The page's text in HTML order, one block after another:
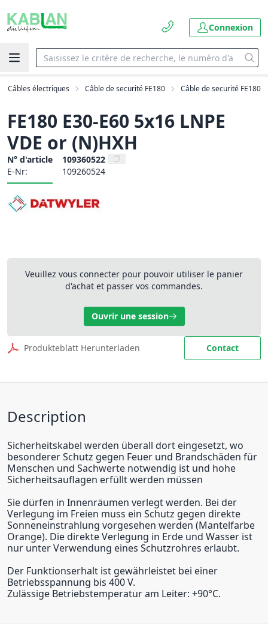
Connexion
Câbles électriques Câble de securité FE180 Câble de securité FE180
FE180 E30-E60 5x16 LNPE
VDE or (N)HXH
N° d'article
109360522
E-Nr:
109260524
Veuillez vous connecter pour pouvoir utiliser le panier
d'achat et passer vos commandes.
Ouvrir une session
Produkteblatt Herunterladen Contact
Description
Sicherheitskabel werden überall dort eingesetzt, wo
besonderer Schutz gegen Feuer und Brandschäden für
Menschen und Sachwerte notwendig ist und hohe
Sicherheitsauflagen erfüllt werden müssen
Sie dürfen in Innenräumen verlegt werden. Bei der
Verlegung im Freien muss ein Schutz gegen direkte
Sonneneinstrahlung vorgesehen werden (Mantelfarbe
Orange). Die direkte Verlegung in Erde und Wasser ist
nur unter Verwendung eines Schutzrohres erlaubt.
Der Funktionserhalt ist gewährleistet bei einer
Betriebsspannung bis 400 V.
Zulässige Betriebstemperatur am Leiter: +90°C.